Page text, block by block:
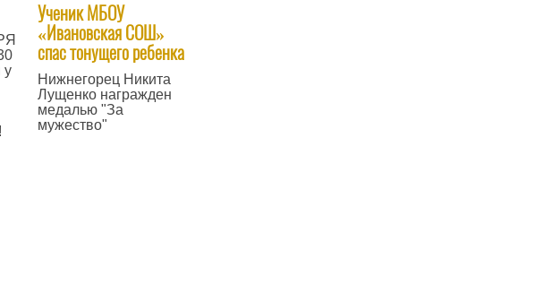
у
Ученик МБОУ
«Ивановская СОШ»
спас тонущего ребенка
Нижнегорец Никита
Лущенко награжден
медалью "За
мужество"